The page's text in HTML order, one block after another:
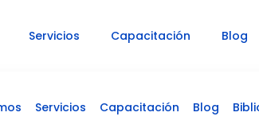
Servicios Capacitación Blog
Carrito
Servicios Capacitación Blog